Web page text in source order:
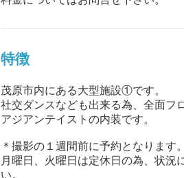
特徴
茂原市内にある大型施設①です。
社交ダンスなども出来る為、全面フ
アジアンテイストの内装です。
＊撮影の１週間前に予約となります。
月曜日、火曜日は定休日の為、状況
い。